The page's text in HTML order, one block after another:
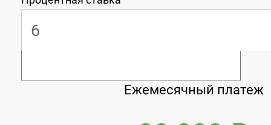
Ежемесячный платеж